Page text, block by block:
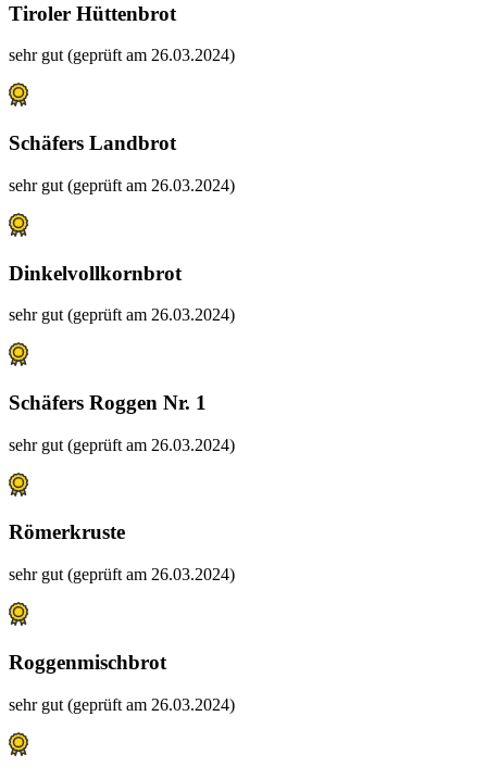
Tiroler Hüttenbrot
sehr gut (geprüft am 26.03.2024)
Schäfers Landbrot
sehr gut (geprüft am 26.03.2024)
Dinkelvollkornbrot
sehr gut (geprüft am 26.03.2024)
Schäfers Roggen Nr. 1
sehr gut (geprüft am 26.03.2024)
Römerkruste
sehr gut (geprüft am 26.03.2024)
Roggenmischbrot
sehr gut (geprüft am 26.03.2024)